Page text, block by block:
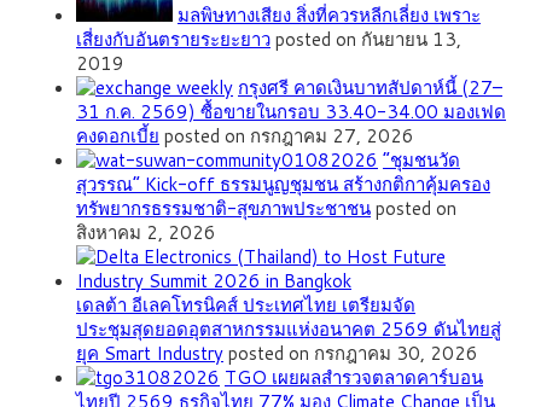
มลพิษทางเสียง สิ่งที่ควรหลีกเลี่ยง เพราะ
เสี่ยงกับอันตรายระยะยาวposted on กันยายน 13,
2019
กรุงศรี คาดเงินบาทสัปดาห์นี้ (27–
31 ก.ค. 2569) ซื้อขายในกรอบ 33.40-34.00 มองเฟด
คงดอกเบี้ย posted on กรกฎาคม 27, 2026
”ชุมชนวัด
สุวรรณ” Kick-off ธรรมนูญชุมชน สร้างกติกาคุ้มครอง
ทรัพยากรธรรมชาติ-สุขภาพประชาชนposted on
สิงหาคม 2, 2026
เดลต้า อีเลคโทรนิคส์ ประเทศไทย เตรียมจัด
ประชุมสุดยอดอุตสาหกรรมแห่งอนาคต 2569 ดันไทยสู่
ยุค Smart Industryposted on กรกฎาคม 30, 2026
TGO เผยผลสำรวจตลาดคาร์บอน
ไทยปี 2569 ธุรกิจไทย 77% มอง Climate Change เป็น